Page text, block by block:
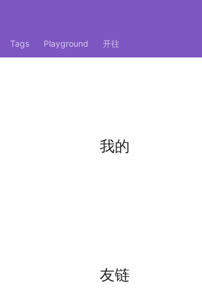
Tags Playground 开往
我的
友链